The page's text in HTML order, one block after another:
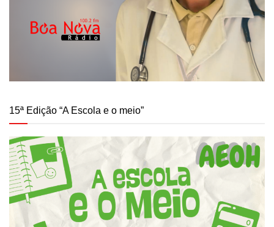
15ª Edição “A Escola e o meio”